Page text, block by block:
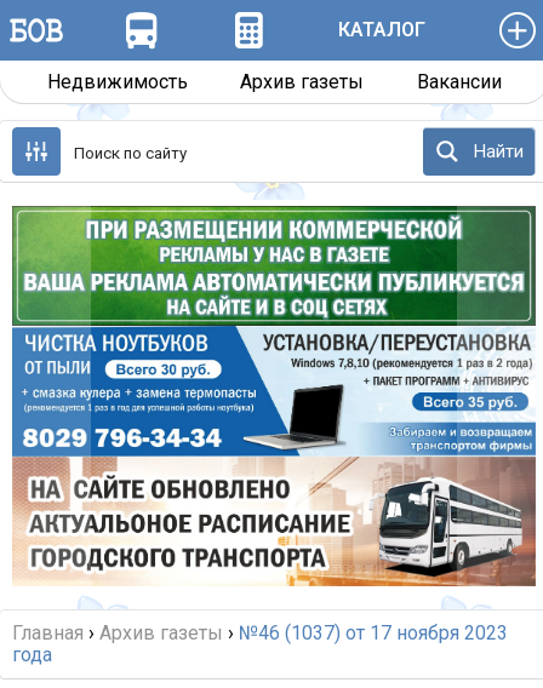
КАТАЛОГ
Недвижимость Архив газеты Вакансии
Перейти
содержанию
Найти
Главная › Архив газеты › №46 (1037) от 17 ноября 2023
года